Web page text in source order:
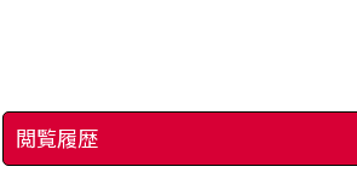
閲覧履歴